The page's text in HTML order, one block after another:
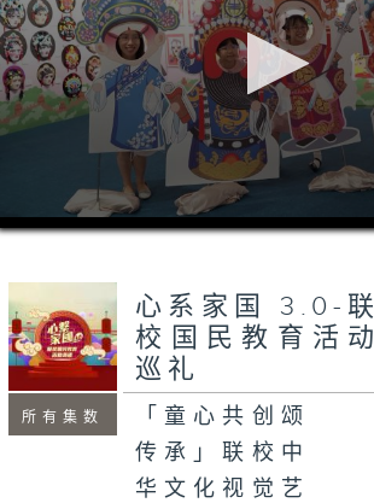
0
seconds
所有集数
心系家国 3.0-联
校国民教育活动
巡礼
「童心共创颂
传承」联校中
华文化视觉艺